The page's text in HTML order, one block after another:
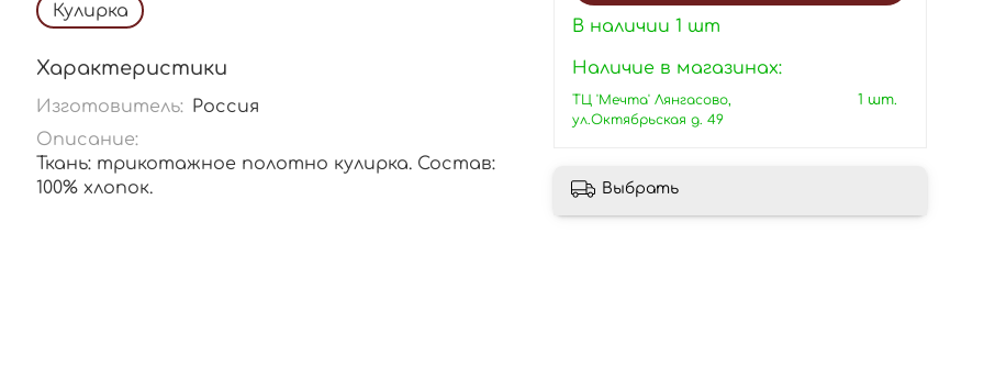
Кулирка
Характеристики
Изготовитель: Россия
Описание:
Ткань: трикотажное полотно кулирка. Состав:
100% хлопок.
В наличии 1 шт
Наличие в магазинах:
ТЦ 'Мечта' Лянгасово,
ул.Октябрьская д. 49
1 шт.
Выбрать